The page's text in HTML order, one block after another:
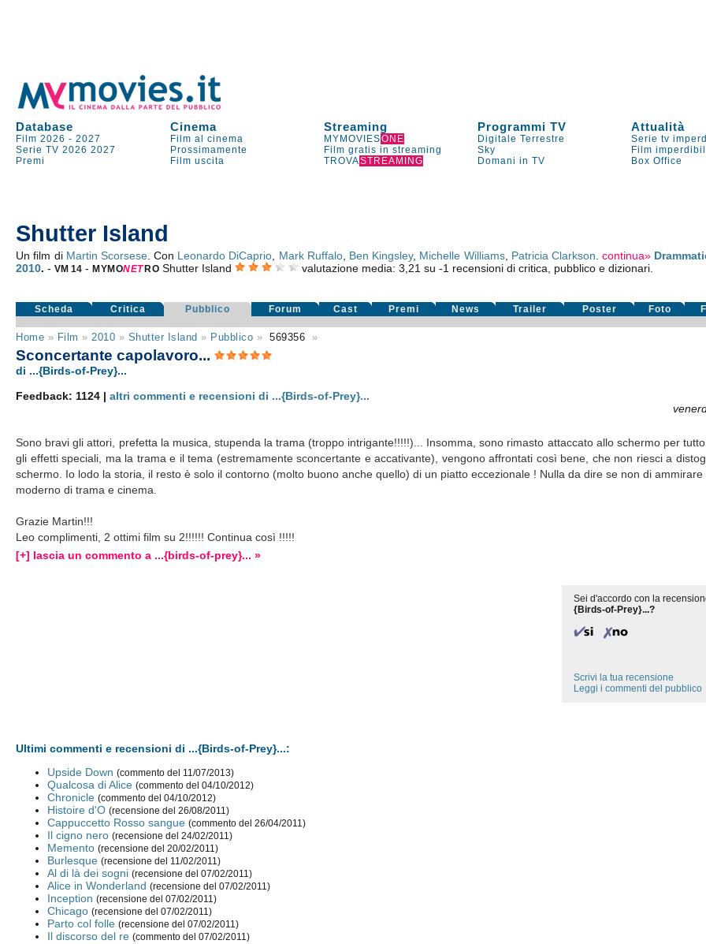
Database Cinema Streaming Programmi TV Attualità
Film 2026 -2027 Film al cinema MYMOVIESONE Digitale Terrestre Serie tv
Serie TV 2026 2027 Prossimamente Film gratis in streaming Sky Film
Premi
Film uscita TROVASTREAMING Domani in TV Box Office
Shutter Island
Un film di Martin Scorsese. Con Leonardo DiCaprio Mark Ruffalo, Ben Kingsley, Michelle Williams, Patricia Clarkson .continua»
2010.-VM 14 -MYMONET RO Shutter Island valutazione media: 3,21 su -1 recensioni di critica, pubblico e dizionari.
Scheda Critica Pubblico Forum Cast Premi News Trailer Poster Foto
Home » Film » 2010 » Shutter Island » Pubblico » 569356 »
Sconcertante capolavoro...
di ...{Birds-of-Prey}...
Feedback: 1124 |altri commenti e recensioni di ...{Birds-of-Prey}...
Sono bravi gli attori, prefetta la musica, stupenda la trama (troppo intrigante!!!!!)... Insomma, sono rimasto attaccato allo schermo per
gli effetti speciali, ma la trama e il tema (estremamente sconcertante e accativante), vengono affrontati così bene, che non riesci a
schermo. Io lodo la storia, il resto è solo il contorno (molto buono anche quello) di un piatto eccezionale ! Nulla da dire se non di
moderno di trama e cinema.
Grazie Martin!!!
Leo complimenti, 2 ottimi film su 2!!!!!! Continua così !!!!!
[+] lascia un commento a ...{birds-of-prey}... »
Sei d'accordo con la
{Birds-of-Prey}...?
Scrivi la tua recensione
Leggi i commenti del pubblico
Ultimi commenti e recensioni di ...{Birds-of-Prey}...:
Upside Down (commento del 11/07/2013)
Qualcosa di Alice (commento del 04/10/2012)
Chronicle (commento del 04/10/2012)
Histoire d'O (recensione del 26/08/2011)
Cappuccetto Rosso sangue (commento del 26/04/2011)
Il cigno nero (recensione del 24/02/2011)
Memento (recensione del 20/02/2011)
Burlesque (recensione del 11/02/2011)
Al di là dei sogni (recensione del 07/02/2011)
Alice in Wonderland (recensione del 07/02/2011)
Inception (recensione del 07/02/2011)
Chicago (recensione del 07/02/2011)
Parto col folle (recensione del 07/02/2011)
Il discorso del re (commento del 07/02/2011)